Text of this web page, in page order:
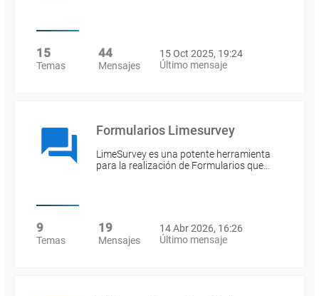
15
Temas
44
Mensajes
15 Oct 2025, 19:24
Último mensaje
Formularios Limesurvey
LimeSurvey es una potente herramienta
para la realización de Formularios que…
9
Temas
19
Mensajes
14 Abr 2026, 16:26
Último mensaje